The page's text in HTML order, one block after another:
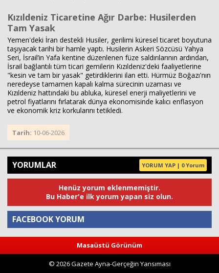
Kızıldeniz Ticaretine Ağır Darbe: Husilerden
Tam Yasak
Yemen'deki İran destekli Husiler, gerilimi küresel ticaret boyutuna
taşıyacak tarihi bir hamle yaptı. Husilerin Askeri Sözcüsü Yahya
Seri, İsrail’in Yafa kentine düzenlenen füze saldırılarının ardından,
İsrail bağlantılı tüm ticari gemilerin Kızıldeniz'deki faaliyetlerine
"kesin ve tam bir yasak" getirdiklerini ilan etti. Hürmüz Boğazı'nın
neredeyse tamamen kapalı kalma sürecinin uzaması ve
Kızıldeniz hattındaki bu abluka, küresel enerji maliyetlerini ve
petrol fiyatlarını fırlatarak dünya ekonomisinde kalıcı enflasyon
ve ekonomik kriz korkularını tetikledi.
Tarih: 10-06-2026
YORUMLAR YORUM YAP | 0 Yorum
Henüz yorum eklenmemiştir.
Bu Haber'e ilk yorum yapan siz olun.
FACEBOOK YORUM
Yorum
Masaüstü Görünüm
© 2026 Gazete Ayna-Gerçeğin Yansıması